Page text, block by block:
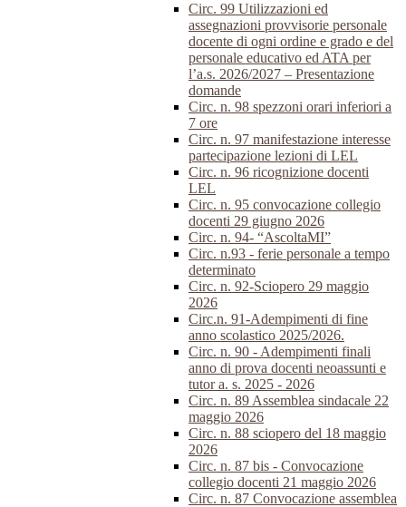
Circ. 99 Utilizzazioni ed
assegnazioni provvisorie personale
docente di ogni ordine e grado e del
personale educativo ed ATA per
l’a.s. 2026/2027 – Presentazione
domande
Circ. n. 98 spezzoni orari inferiori a
7 ore
Circ. n. 97 manifestazione interesse
partecipazione lezioni di LEL
Circ. n. 96 ricognizione docenti
LEL
Circ. n. 95 convocazione collegio
docenti 29 giugno 2026
Circ. n. 94- “AscoltaMI”
Circ. n.93 - ferie personale a tempo
determinato
Circ. n. 92-Sciopero 29 maggio
2026
Circ.n. 91-Adempimenti di fine
anno scolastico 2025/2026.
Circ. n. 90 - Adempimenti finali
anno di prova docenti neoassunti e
tutor a. s. 2025 - 2026
Circ. n. 89 Assemblea sindacale 22
maggio 2026
Circ. n. 88 sciopero del 18 maggio
2026
Circ. n. 87 bis - Convocazione
collegio docenti 21 maggio 2026
Circ. n. 87 Convocazione assemblea